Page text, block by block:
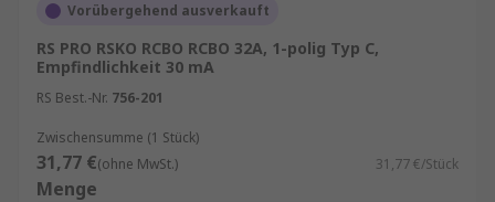
Vorübergehend ausverkauft
RS PRO RSKO RCBO RCBO 32A, 1-polig Typ C,
Empfindlichkeit 30 mA
RS Best.-Nr. 756-201
Zwischensumme (1 Stück)
31,77 €(ohne MwSt.) 31,77 €/Stück
Menge